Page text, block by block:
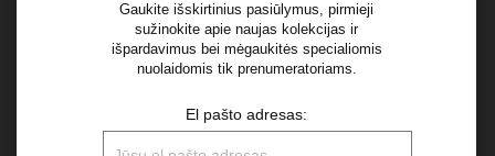
Aš perskaičiau ir sutinku su Privatumo Politikos
Gaukite išskirtinius pasiūlymus, pirmieji
sužinokite apie naujas kolekcijas ir
išpardavimus bei mėgaukitės specialiomis
nuolaidomis tik prenumeratoriams.
El pašto adresas: